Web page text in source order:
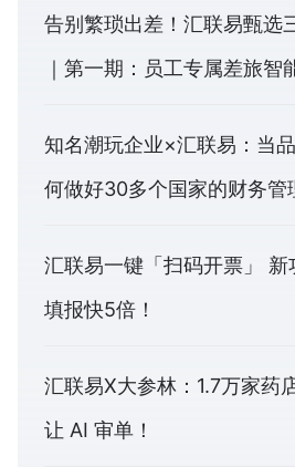
告别繁琐出差！汇联易甄选
｜第一期：员工专属差旅智
知名潮玩企业×汇联易：当
何做好30多个国家的财务管
汇联易一键「扫码开票」
填报快5倍！
汇联易X大参林：1.7万家药
让 AI 审单！